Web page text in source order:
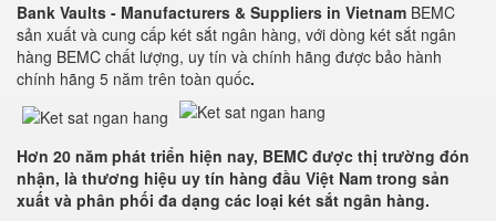
Bank Vaults - Manufacturers & Suppliers in Vietnam BEMC
sản xuất và cung cấp két sắt ngân hàng, với dòng két sắt ngân
hàng BEMC chất lượng, uy tín và chính hãng được bảo hành
chính hãng 5 năm trên toàn quốc.
Hơn 20 năm phát triển hiện nay, BEMC được thị trường đón
nhận, là thương hiệu uy tín hàng đầu Việt Nam trong sản
xuất và phân phối đa dạng các loại két sắt ngân hàng.